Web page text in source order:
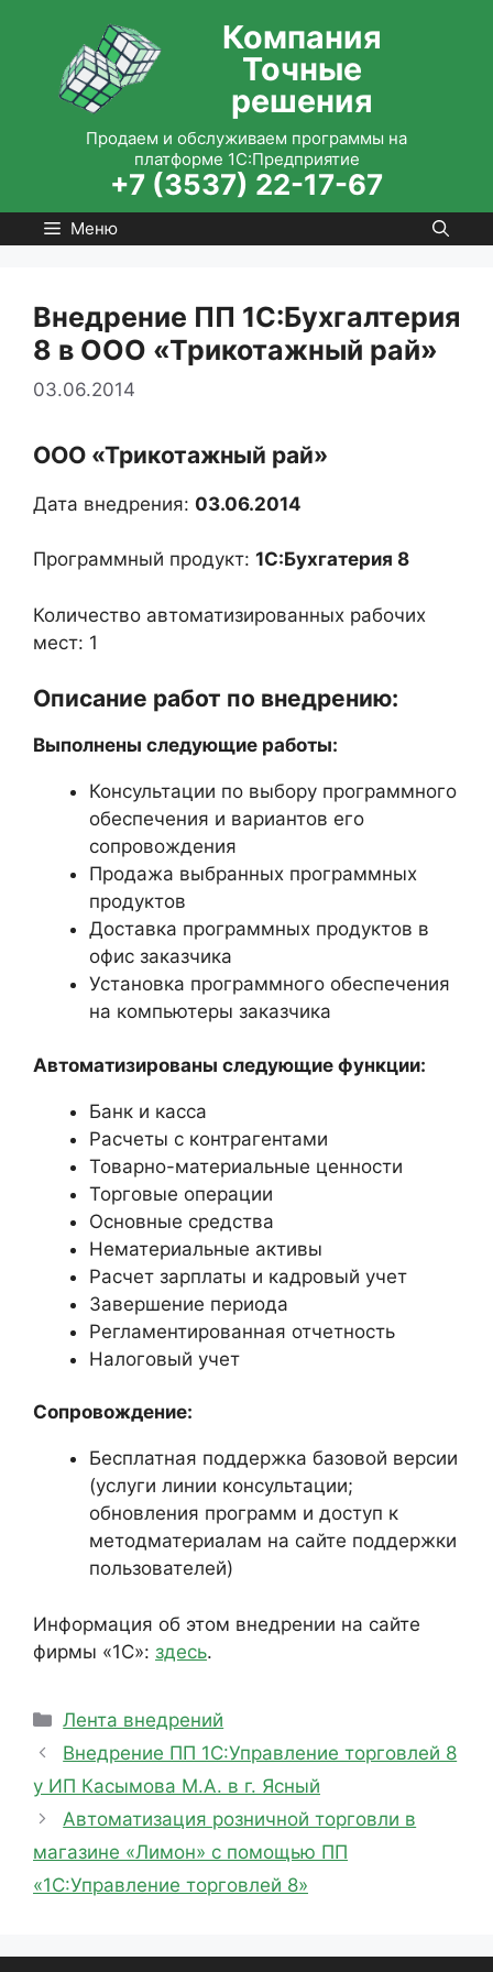
содержимому
Компания
Точные
решения
Продаем и обслуживаем программы на
платформе 1С:Предприятие
+7 (3537) 22-17-67
Меню
Внедрение ПП 1С:Бухгалтерия
8 в ООО «Трикотажный рай»
03.06.2014
ООО «Трикотажный рай»
Дата внедрения: 03.06.2014
Программный продукт: 1С:Бухгатерия 8
Количество автоматизированных рабочих
мест: 1
Описание работ по внедрению:
Выполнены следующие работы:
Консультации по выбору программного
обеспечения и вариантов его
сопровождения
Продажа выбранных программных
продуктов
Доставка программных продуктов в
офис заказчика
Установка программного обеспечения
на компьютеры заказчика
Автоматизированы следующие функции:
Банк и касса
Расчеты с контрагентами
Товарно-материальные ценности
Торговые операции
Основные средства
Нематериальные активы
Расчет зарплаты и кадровый учет
Завершение периода
Регламентированная отчетность
Налоговый учет
Сопровождение:
Бесплатная поддержка базовой версии
(услуги линии консультации;
обновления программ и доступ к
методматериалам на сайте поддержки
пользователей)
Информация об этом внедрении на сайте
фирмы «1С»: здесь.
Рубрики
Лента внедрений
Внедрение ПП 1С:Управление торговлей 8
у ИП Касымова М.А. в г. Ясный
Автоматизация розничной торговли в
магазине «Лимон» с помощью ПП
«1С:Управление торговлей 8»